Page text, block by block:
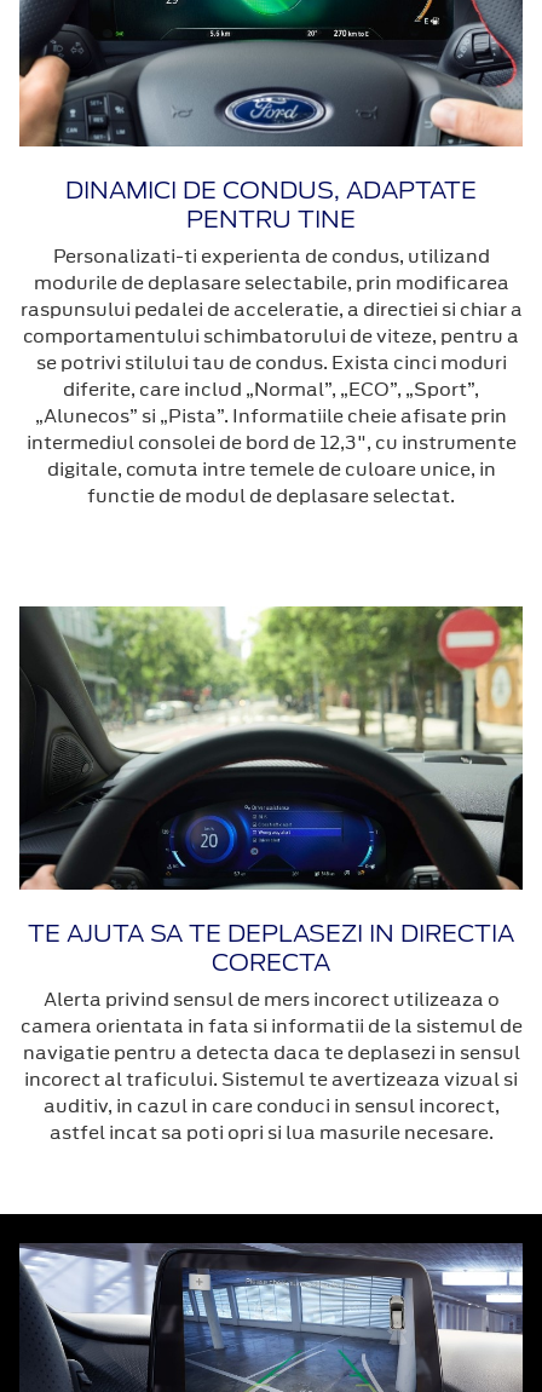
DINAMICI DE CONDUS, ADAPTATE
PENTRU TINE
Personalizati-ti experienta de condus, utilizand
modurile de deplasare selectabile, prin modificarea
raspunsului pedalei de acceleratie, a directiei si chiar a
comportamentului schimbatorului de viteze, pentru a
se potrivi stilului tau de condus. Exista cinci moduri
diferite, care includ „Normal”, „ECO”, „Sport”,
„Alunecos” si „Pista”. Informatiile cheie afisate prin
intermediul consolei de bord de 12,3", cu instrumente
digitale, comuta intre temele de culoare unice, in
functie de modul de deplasare selectat.
TE AJUTA SA TE DEPLASEZI IN DIRECTIA
CORECTA
Alerta privind sensul de mers incorect utilizeaza o
camera orientata in fata si informatii de la sistemul de
navigatie pentru a detecta daca te deplasezi in sensul
incorect al traficului. Sistemul te avertizeaza vizual si
auditiv, in cazul in care conduci in sensul incorect,
astfel incat sa poti opri si lua masurile necesare.